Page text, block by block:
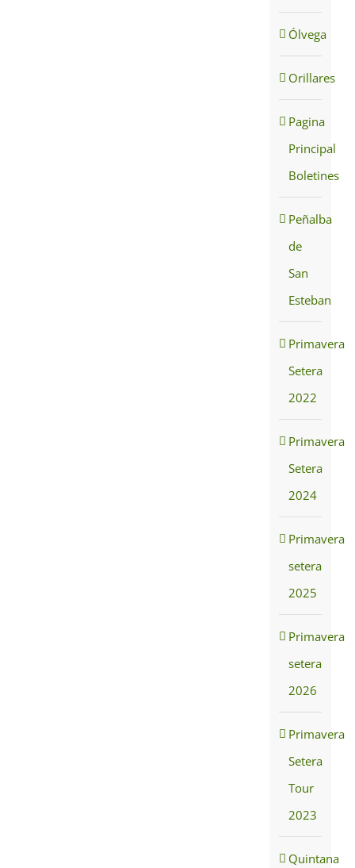
Ólvega
Orillares
Pagina
Principal
Boletines
Peñalba
de
San
Esteban
Primavera
Setera
2022
Primavera
Setera
2024
Primavera
setera
2025
Primavera
setera
2026
Primavera
Setera
Tour
2023
Quintana